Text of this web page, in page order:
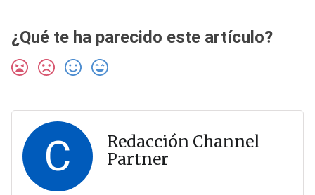
¿Qué te ha parecido este artículo?
C
Redacción Channel
Partner